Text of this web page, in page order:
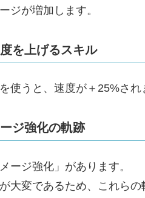
ジが増加します。
を上げるスキル
使うと、速度が＋25%され
ジ強化の軌跡
ージ強化」があります。
大変であるため、これらの